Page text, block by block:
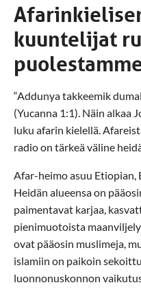
kuuntelijat
“Addunya takkeemik
(Yucanna 1:1). Näin alkaa
luku afarin kielellä.
radio on tärkeä väline
Afar-heimo asuu Etiopian,
Heidän alueensa on
paimentavat karjaa,
pienimuotoista
ovat pääosin muslimeja,
islamiin on paikoin
luonnonuskonnon